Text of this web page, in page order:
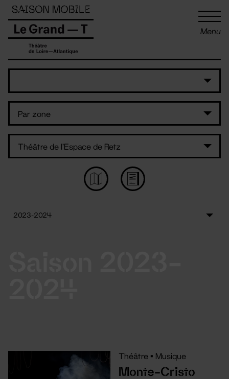
Menu
Théâtre • Musique
Monte-Cristo
Panneau de gestion des cookies